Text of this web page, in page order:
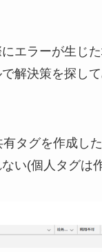
エラーが生じ
解決策を探して
タグを作成し
い(個人タグは